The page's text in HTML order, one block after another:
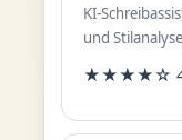
KI-
und Stilanalyse
★★★★☆